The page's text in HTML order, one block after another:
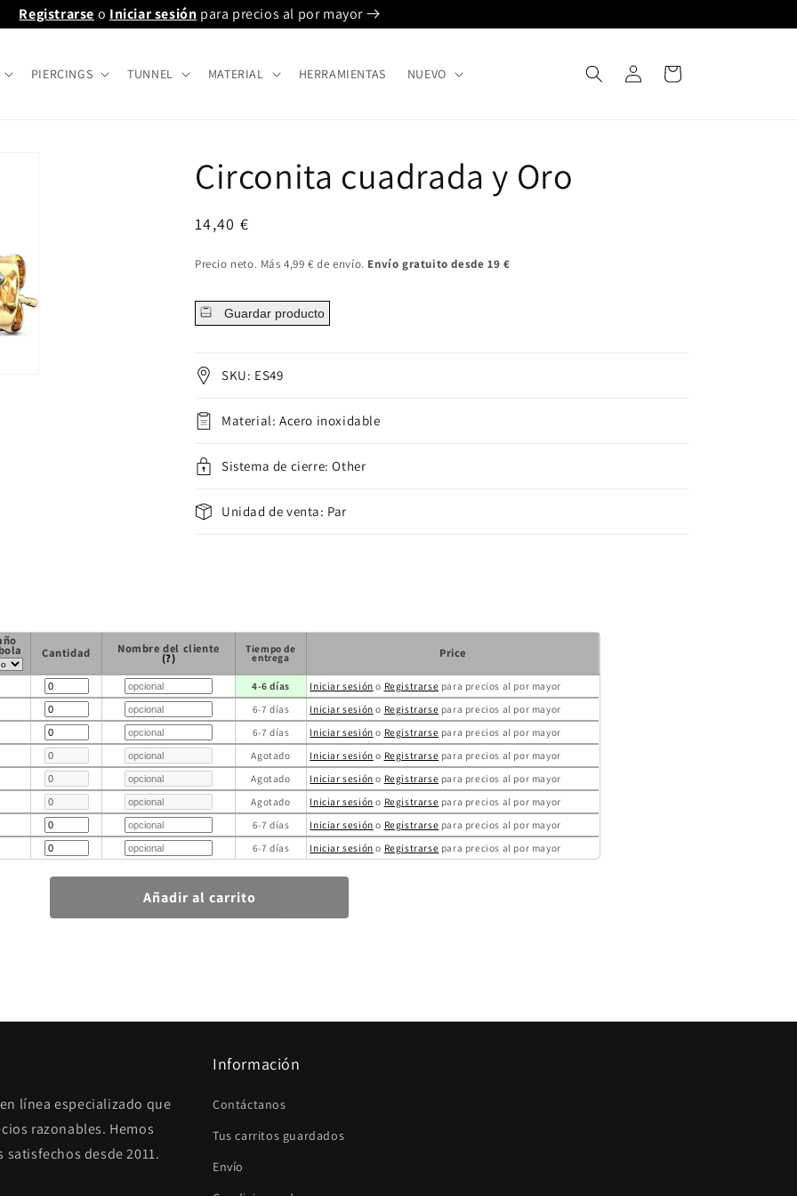
Registrarse o Iniciar sesión para precios al por mayor
PIERCINGS TUNNEL MATERIAL HERRAMIENTAS NUEVO
Iniciar
sesión
Carrito
Circonita cuadrada y Oro
Precio
14,40 €
Precio neto. Más 4,99 € de envío. Envío gratuito desde 19 €
Guardar producto
SKU: ES49
Material: Acero inoxidable
Sistema de cierre: Other
Unidad de venta: Par
Cantidad Nombre del cliente
(?)
Tiempo de
entrega Price
4-6 días Iniciar sesión o Registrarse para precios al por mayor
6-7 días Iniciar sesión o Registrarse para precios al por mayor
6-7 días Iniciar sesión o Registrarse para precios al por mayor
Agotado Iniciar sesión o Registrarse para precios al por mayor
Agotado Iniciar sesión o Registrarse para precios al por mayor
Agotado Iniciar sesión o Registrarse para precios al por mayor
6-7 días Iniciar sesión o Registrarse para precios al por mayor
6-7 días Iniciar sesión o Registrarse para precios al por mayor
línea especializado que
razonables. Hemos
desde 2011.
Información
Contáctanos
Tus carritos guardados
Envío